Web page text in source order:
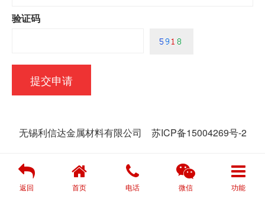
验证码
无锡利信达金属材料有限公司 苏ICP备15004269号-2
返回 首页 电话 微信 功能